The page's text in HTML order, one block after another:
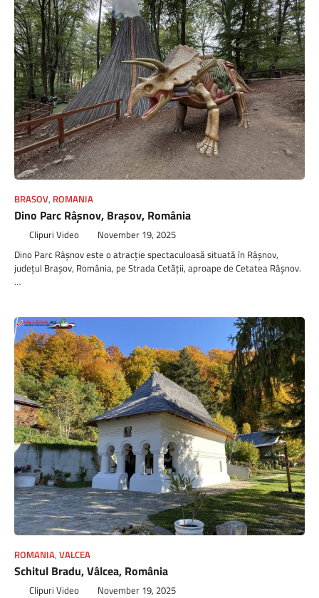
BRASOV, ROMANIA
Dino Parc Râșnov, Brașov, România
Clipuri Video November 19, 2025
Dino Parc Râșnov este o atracție spectaculoasă situată în Râșnov,
județul Brașov, România, pe Strada Cetății, aproape de Cetatea Râșnov.
…
ROMANIA, VALCEA
Schitul Bradu, Vâlcea, România
Clipuri Video November 19, 2025